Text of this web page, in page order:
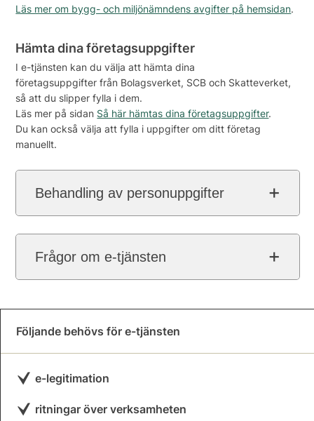
Läs mer om bygg- och miljönämndens avgifter på hemsidan.
Hämta dina företagsuppgifter
I e-tjänsten kan du välja att hämta dina
företagsuppgifter från Bolagsverket, SCB och Skatteverket,
så att du slipper fylla i dem.
Läs mer på sidan Så här hämtas dina företagsuppgifter.
Du kan också välja att fylla i uppgifter om ditt företag
manuellt.
Behandling av personuppgifter
Frågor om e-tjänsten
Följande behövs för e-tjänsten
e-legitimation
ritningar över verksamheten